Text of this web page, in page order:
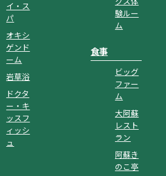
イ・ス
パ
オキシ
ゲンド
ーム
岩草浴
ドクタ
ー・キ
ッスフ
ィッシ
ュ
験ルー
ム
食事
ビッグ
ファー
ム
大阿蘇
レスト
ラン
阿蘇き
のこ亭